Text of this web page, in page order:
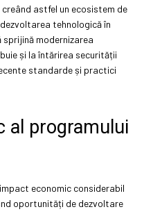
astfel un ecosistem de
tehnologică în
sprijină modernizarea
și la întărirea securității
standarde și practici
al programului
economic considerabil
oportunități de dezvoltare